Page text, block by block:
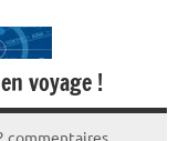
voyage !
commentaires